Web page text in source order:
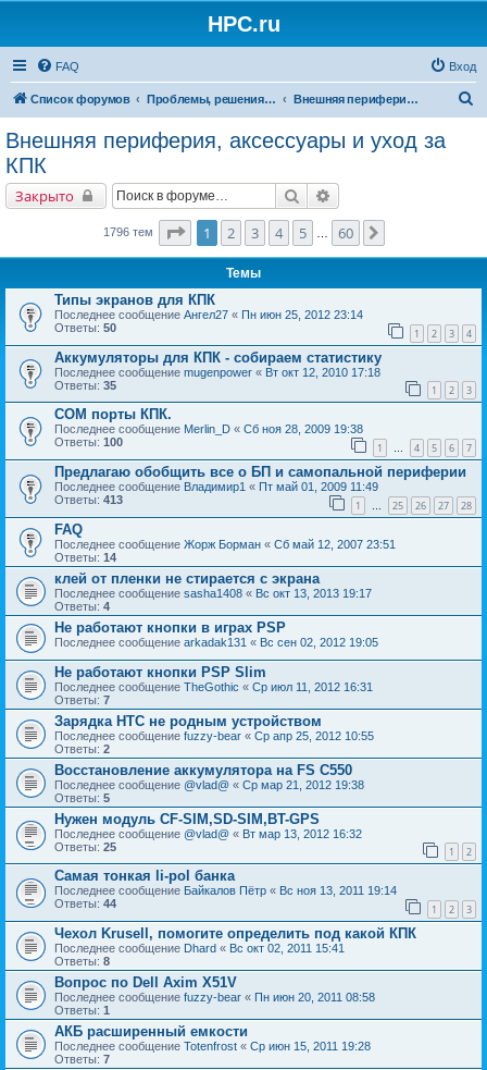
HPC.ru
FAQ Вход
Список форумов Проблемы, решения, советы Внешняя периферия, аксессуары и уход за КПК
Внешняя периферия, аксессуары и уход за
КПК
Закрыто Поиск
1796 тем Страница1 из
1 2 3 4 5 60
Темы
Типы экранов для КПК
Последнее сообщение Ангел27 « Пн июн 25, 2012 23:14
Ответы: 50 1 2 3 4
Аккумуляторы для КПК - собираем статистику
Последнее сообщение mugenpower « Вт окт 12, 2010 17:18
Ответы: 35 1 2 3
COM порты КПК.
Последнее сообщение Merlin_D « Сб ноя 28, 2009 19:38
Ответы: 100 1 … 4 5 6 7
Предлагаю обобщить все о БП и самопальной периферии
Последнее сообщение Владимир1 « Пт май 01, 2009 11:49
Ответы: 413 1 … 25 26 27 28
FAQ
Последнее сообщение Жорж Борман « Сб май 12, 2007 23:51
Ответы: 14
клей от пленки не стирается с экрана
Последнее сообщение sasha1408 « Вс окт 13, 2013 19:17
Ответы: 4
Не работают кнопки в играх PSP
Последнее сообщение arkadak131 « Вс сен 02, 2012 19:05
Не работают кнопки PSP Slim
Последнее сообщение TheGothic « Ср июл 11, 2012 16:31
Ответы: 7
Зарядка HTC не родным устройством
Последнее сообщение fuzzy-bear « Ср апр 25, 2012 10:55
Ответы: 2
Восстановление аккумулятора на FS C550
Последнее сообщение @vlad@ « Ср мар 21, 2012 19:38
Ответы: 5
Нужен модуль CF-SIM,SD-SIM,BT-GPS
Последнее сообщение @vlad@ « Вт мар 13, 2012 16:32
Ответы: 25 1 2
Самая тонкая li-pol банка
Последнее сообщение Байкалов Пётр « Вс ноя 13, 2011 19:14
Ответы: 44 1 2 3
Чехол Krusell, помогите определить под какой КПК
Последнее сообщение Dhard « Вс окт 02, 2011 15:41
Ответы: 8
Вопрос по Dell Axim X51V
Последнее сообщение fuzzy-bear « Пн июн 20, 2011 08:58
Ответы: 1
АКБ расширенный емкости
Последнее сообщение Totenfrost « Ср июн 15, 2011 19:28
Ответы: 7